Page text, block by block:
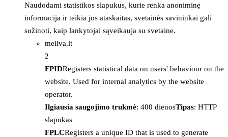
Naudodami statistikos slapukus, kurie renka anoniminę
informacija ir teikia jos ataskaitas, svetainės savininkai gali
sužinoti, kaip lankytojai sąveikauja su svetaine.
meliva.lt
2
FPIDRegisters statistical data on users' behaviour on the
website. Used for internal analytics by the website
operator.
Ilgiausia saugojimo trukmė: 400 dienosTipas: HTTP
slapukas
FPLCRegisters a unique ID that is used to generate